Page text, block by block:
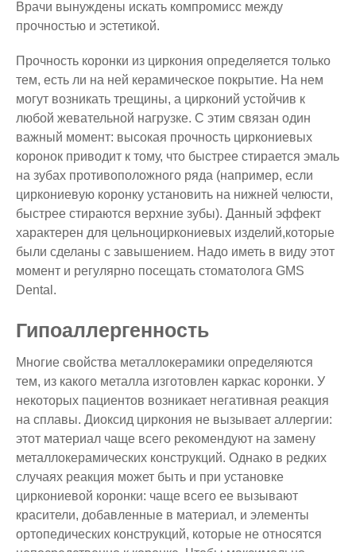
Врачи вынуждены искать компромисс между
прочностью и эстетикой.
Прочность коронки из циркония определяется только
тем, есть ли на ней керамическое покрытие. На нем
могут возникать трещины, а цирконий устойчив к
любой жевательной нагрузке. С этим связан один
важный момент: высокая прочность циркониевых
коронок приводит к тому, что быстрее стирается эмаль
на зубах противоположного ряда (например, если
циркониевую коронку установить на нижней челюсти,
быстрее стираются верхние зубы). Данный эффект
характерен для цельноциркониевых изделий,которые
были сделаны с завышением. Надо иметь в виду этот
момент и регулярно посещать стоматолога GMS
Dental.
Гипоаллергенность
Многие свойства металлокерамики определяются
тем, из какого металла изготовлен каркас коронки. У
некоторых пациентов возникает негативная реакция
на сплавы. Диоксид циркония не вызывает аллергии:
этот материал чаще всего рекомендуют на замену
металлокерамических конструкций. Однако в редких
случаях реакция может быть и при установке
циркониевой коронки: чаще всего ее вызывают
красители, добавленные в материал, и элементы
ортопедических конструкций, которые не относятся